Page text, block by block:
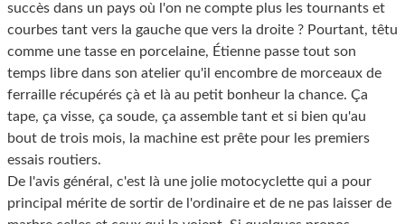
succès dans un pays où l'on ne compte plus les tournants et
courbes tant vers la gauche que vers la droite ? Pourtant, têtu
comme une tasse en porcelaine, Étienne passe tout son
temps libre dans son atelier qu'il encombre de morceaux de
ferraille récupérés çà et là au petit bonheur la chance. Ça
tape, ça visse, ça soude, ça assemble tant et si bien qu'au
bout de trois mois, la machine est prête pour les premiers
essais routiers.
De l'avis général, c'est là une jolie motocyclette qui a pour
principal mérite de sortir de l'ordinaire et de ne pas laisser de